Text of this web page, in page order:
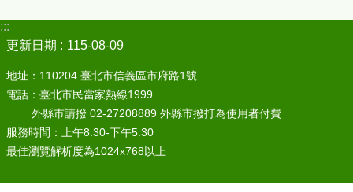
:::
更新日期
115-08-09
地址：110204 臺北市信義區市府路1號
電話：臺北市民當家熱線1999
外縣市請撥 02-27208889 外縣市撥打為使用者付費
服務時間：上午8:30-下午5:30
最佳瀏覽解析度為1024x768以上